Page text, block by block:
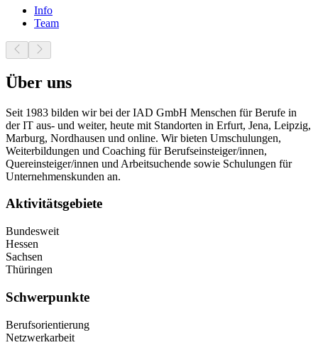
Info
Team
Über uns
Seit 1983 bilden wir bei der IAD GmbH Menschen für Berufe in
der IT aus- und weiter, heute mit Standorten in Erfurt, Jena, Leipzig,
Marburg, Nordhausen und online. Wir bieten Umschulungen,
Weiterbildungen und Coaching für Berufseinsteiger/innen,
Quereinsteiger/innen und Arbeitsuchende sowie Schulungen für
Unternehmenskunden an.
Aktivitätsgebiete
Bundesweit
Hessen
Sachsen
Thüringen
Schwerpunkte
Berufsorientierung
Netzwerkarbeit